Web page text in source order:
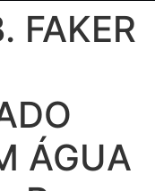
FAKER
ÁGUA